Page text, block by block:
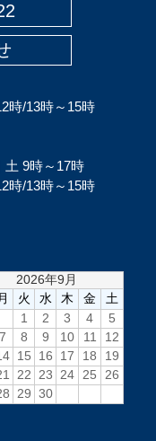
時/13時～15時
9時～17時
/13時～15時